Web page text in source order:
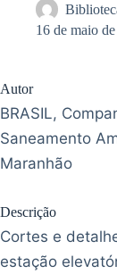
16 de maio
Autor
BRASIL,
Saneamento
Maranhão
Descrição
Cortes e
estação